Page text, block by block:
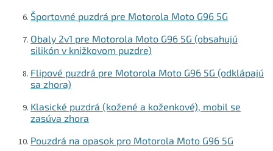
Športovné puzdrá pre Motorola Moto G96 5G
Obaly 2v1 pre Motorola Moto G96 5G (obsahujú
silikón v knižkovom puzdre)
Flipové puzdrá pre Motorola Moto G96 5G (odklápajú
sa zhora)
Klasické puzdrá (kožené a koženkové), mobil se
zasúva zhora
Pouzdrá na opasok pro Motorola Moto G96 5G